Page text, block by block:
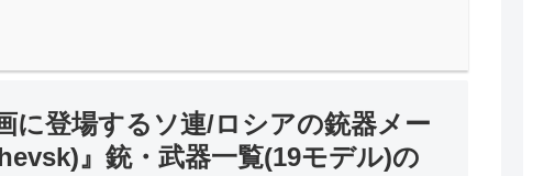
に登場するソ連/ロシアの銃器メー
』銃・武器一覧(19モデル)の